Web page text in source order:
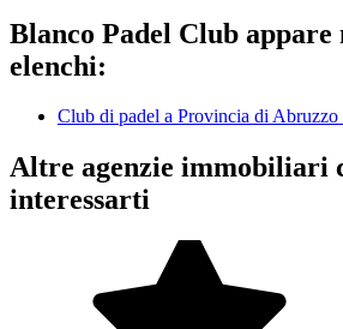
Blanco Padel Club appare
elenchi:
Club di padel a Provincia di
Altre agenzie immobiliari
interessarti